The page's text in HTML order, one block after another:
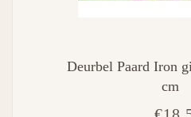
Deurbel Paard Iron
cm